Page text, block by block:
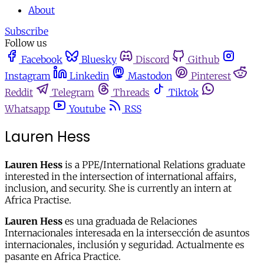
About
Subscribe
Follow us
Facebook
Bluesky Discord
Github
Instagram
Linkedin Mastodon
Pinterest
Reddit
Telegram Threads
Tiktok
Whatsapp
Youtube RSS
Lauren Hess
Lauren Hess is a PPE/International Relations graduate
interested in the intersection of international affairs,
inclusion, and security. She is currently an intern at
Africa Practise.
Lauren Hess es una graduada de Relaciones
Internacionales interesada en la intersección de asuntos
internacionales, inclusión y seguridad. Actualmente es
pasante en Africa Practice.